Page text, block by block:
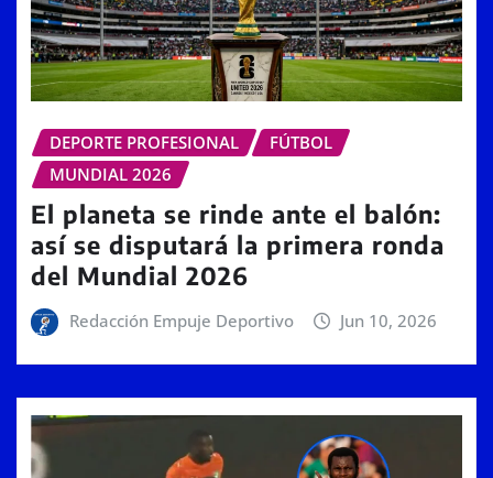
DEPORTE PROFESIONAL
FÚTBOL
MUNDIAL 2026
El planeta se rinde ante el balón:
así se disputará la primera ronda
del Mundial 2026
Redacción Empuje Deportivo Jun 10, 2026